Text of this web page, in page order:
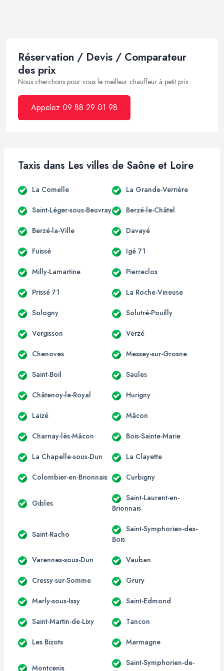
Réservation / Devis / Comparateur
des prix
Nous cherchons pour vous le meilleur chauffeur à petit prix
Appelez 09 88 29 01 98
Taxis dans Les villes de Saône et Loire
La Comelle La Grande-Verrière
Saint-Léger-sous-Beuvray Berzé-le-Châtel
Berzé-la-Ville Davayé
Fuissé Igé 71
Milly-Lamartine Pierreclos
Prissé 71 La Roche-Vineuse
Sologny Solutré-Pouilly
Vergisson Verzé
Chenoves Messey-sur-Grosne
Saint-Boil Saules
Châtenoy-le-Royal Hurigny
Laizé Mâcon
Charnay-lès-Mâcon Bois-Sainte-Marie
La Chapelle-sous-Dun La Clayette
Colombier-en-Brionnais Curbigny
Gibles
Saint-Laurent-en-
Brionnais
Saint-Racho
Saint-Symphorien-des-
Bois
Varennes-sous-Dun Vauban
Cressy-sur-Somme Grury
Marly-sous-Issy Saint-Edmond
Saint-Martin-de-Lixy Tancon
Les Bizots Marmagne
Montcenis
Saint-Symphorien-de-